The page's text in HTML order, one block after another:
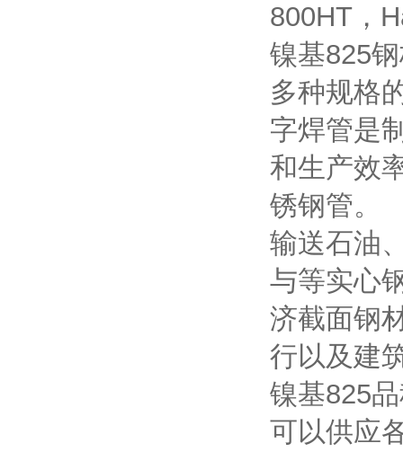
800HT，
镍基825
多种规格
字焊管是
和生产效
锈钢管。
输送石油
与等实心
济截面钢
行以及建
镍基825
可以供应